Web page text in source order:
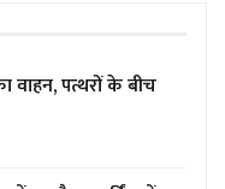
वाहन, पत्थरों के बीच